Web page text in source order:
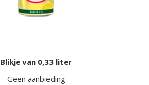
Blikje van 0,33 liter
Geen aanbieding